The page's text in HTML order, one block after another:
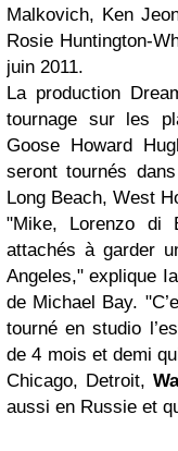
Malkovich, Ken
Rosie Huntington-
juin 2011.
La production
tournage sur les
Goose Howard
seront tournés
Long Beach, West
"Mike, Lorenzo di
attachés à garder
Angeles," explique
de Michael Bay.
tourné en studio
de 4 mois et demi
Chicago, Detroit,
aussi en Russie et